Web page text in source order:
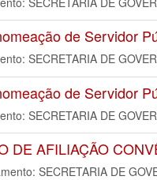
de Servidor
SECRETARIA DE
de Servidor
SECRETARIA DE
DE AFILIAÇÃO
SECRETARIA DE